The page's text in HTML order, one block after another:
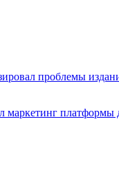
проблемы
платформы